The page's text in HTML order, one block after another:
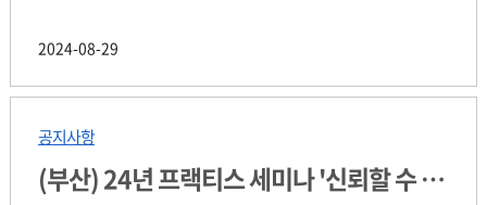
2024-08-29
공지사항
(부산) 24년 프랙티스 세미나 '신뢰할 수 …